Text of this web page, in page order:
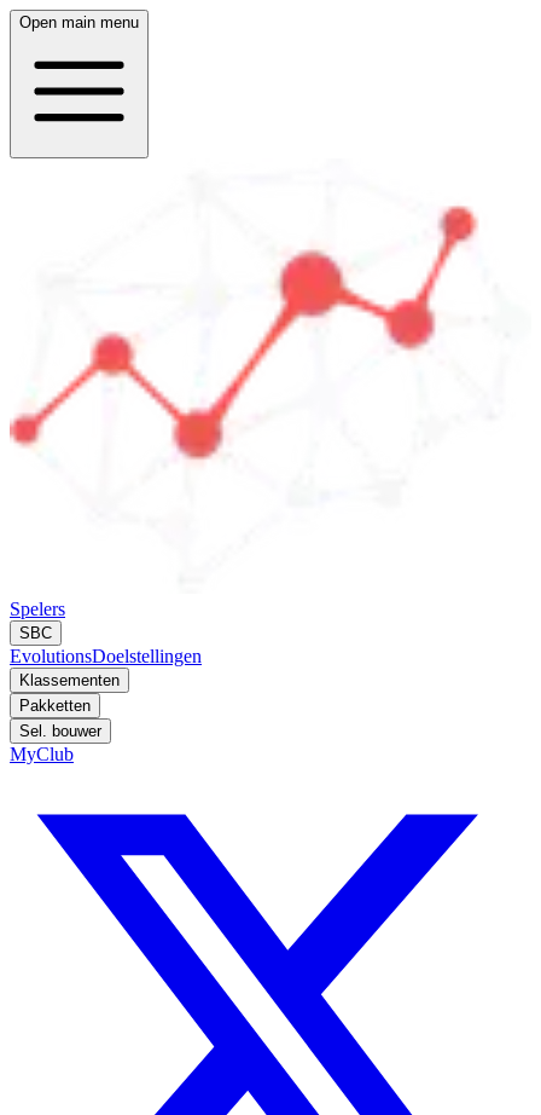
Open main menu
Spelers
SBC
EvolutionsDoelstellingen
Klassementen
Pakketten
Sel. bouwer
MyClub